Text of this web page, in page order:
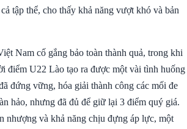
tập thể, cho thấy khả năng vượt khó và bản
Nam cố gắng bảo toàn thành quả, trong khi
điểm U22 Lào tạo ra được một vài tình huống
đứng vững, hóa giải thành công các mối đe
hảo, nhưng đã đủ để giữ lại 3 điểm quý giá.
nhượng và khả năng chịu đựng áp lực, một